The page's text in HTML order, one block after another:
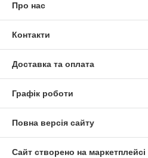
Про нас
Контакти
Доставка та оплата
Графік роботи
Повна версія сайту
Сайт створено на маркетплейсі